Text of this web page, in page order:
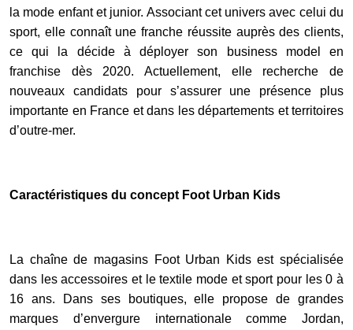
la mode enfant et junior. Associant cet univers avec celui du
sport, elle connaît une franche réussite auprès des clients,
ce qui la décide à déployer son business model en
franchise dès 2020. Actuellement, elle recherche de
nouveaux candidats pour s’assurer une présence plus
importante en France et dans les départements et territoires
d’outre-mer.
Caractéristiques du concept Foot Urban Kids
La chaîne de magasins Foot Urban Kids est spécialisée
dans les accessoires et le textile mode et sport pour les 0 à
16 ans. Dans ses boutiques, elle propose de grandes
marques d’envergure internationale comme Jordan,